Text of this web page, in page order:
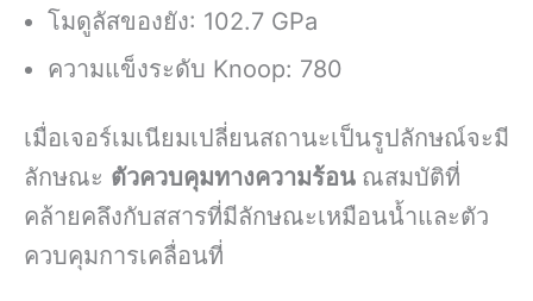
โมดูลัสของยัง: 102.7 GPa
ความแข็งระดับ Knoop: 780
เมื่อเจอร์เมเนียมเปลี่ยนสถานะเป็นรูปลักษณ์จะมี
ลักษณะ ตัวควบคุมทางความร้อน ณสมบัติที่
คล้ายคลึงกับสสารที่มีลักษณะเหมือนน้ำและตัว
ควบคุมการเคลื่อนที่